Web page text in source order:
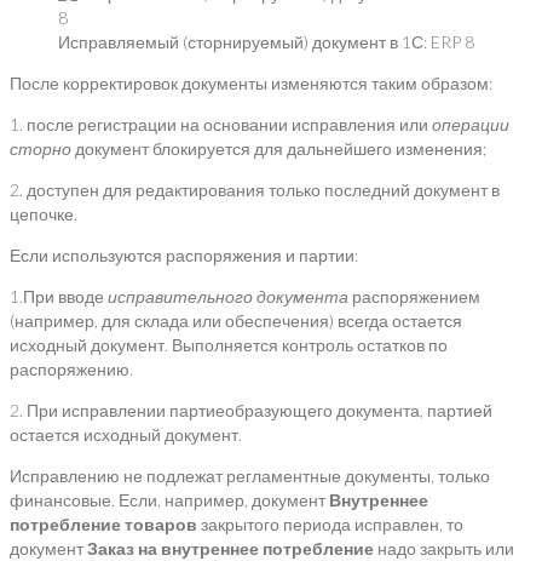
Исправляемый (сторнируемый) документ в 1С: ERP 8
После корректировок документы изменяются таким образом:
1. после регистрации на основании исправления или операции
сторно документ блокируется для дальнейшего изменения;
2. доступен для редактирования только последний документ в
цепочке.
Если используются распоряжения и партии:
1.При вводе исправительного документа распоряжением
(например, для склада или обеспечения) всегда остается
исходный документ. Выполняется контроль остатков по
распоряжению.
2. При исправлении партиеобразующего документа, партией
остается исходный документ.
Исправлению не подлежат регламентные документы, только
финансовые. Если, например, документ Внутреннее
потребление товаров закрытого периода исправлен, то
документЗаказ на внутреннее потребление надо закрыть или